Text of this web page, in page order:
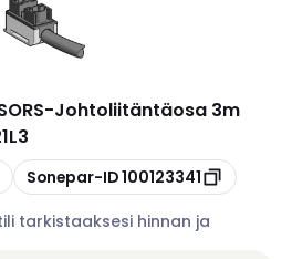
-Johtoliitäntäosa 3m
Kopioi
Sonepar-ID100123341
tarkistaaksesi hinnan ja